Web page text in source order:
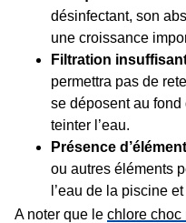
désinfectant, son
une croissance
Filtration
permettra pas de
se déposent au
teinter l’eau.
Présence
ou autres éléments
l’eau de la piscine
A noter que le chlore choc